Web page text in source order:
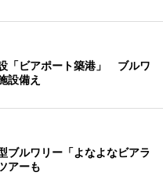
「ビアポート築港」 ブルワ
設備え
ブルワリー「よなよなビアラ
アーも